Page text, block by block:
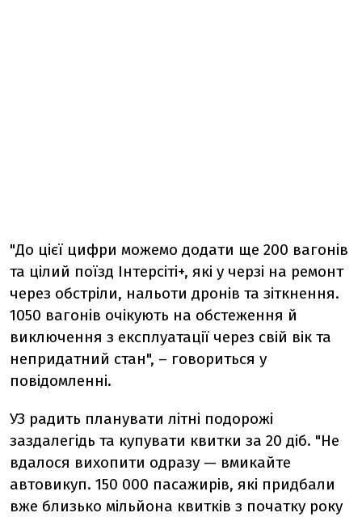
"До цієї цифри можемо додати ще 200 вагонів
та цілий поїзд Інтерсіті+, які у черзі на ремонт
через обстріли, нальоти дронів та зіткнення.
1050 вагонів очікують на обстеження й
виключення з експлуатації через свій вік та
непридатний стан", – говориться у
повідомленні.
УЗ радить планувати літні подорожі
заздалегідь та купувати квитки за 20 діб. "Не
вдалося вихопити одразу — вмикайте
автовикуп. 150 000 пасажирів, які придбали
вже близько мільйона квитків з початку року